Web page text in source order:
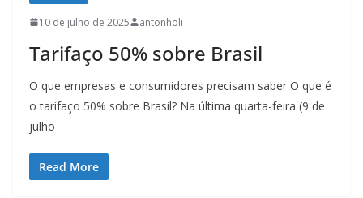
10 de julho de 2025 antonholi
Tarifaço 50% sobre Brasil
O que empresas e consumidores precisam saber O que é
o tarifaço 50% sobre Brasil? Na última quarta-feira (9 de
julho
Read More